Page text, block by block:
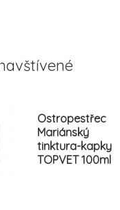
Ostropestřec
Mariánský
tinktura-kapky
TOPVET 100ml